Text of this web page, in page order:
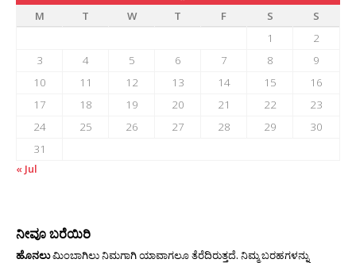
M
T W T F S
S
1
2
3
4 5 6 7 8
9
10
11 12 13 14 15
16
17
18 19 20 21 22
23
24
25 26 27 28 29
30
31
« Jul
ನೀವೂ ಬರೆಯಿರಿ
ಹೊನಲುಮಿಂಬಾಗಿಲು ನಿಮಗಾಗಿ ಯಾವಾಗಲೂ ತೆರೆದಿರುತ್ತದೆ. ನಿಮ್ಮ ಬರಹಗಳನ್ನು